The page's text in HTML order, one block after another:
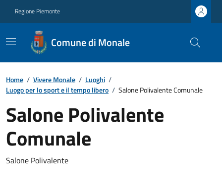
Regione Piemonte
Comune di Monale
Home / Vivere Monale / Luoghi /
Luogo per lo sport e il tempo libero / Salone Polivalente Comunale
Salone Polivalente
Comunale
Salone Polivalente